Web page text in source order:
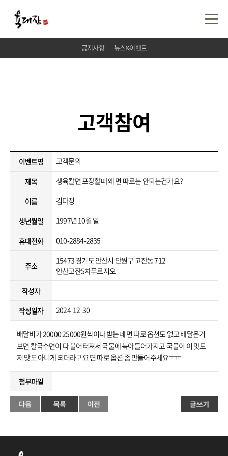
공지사항 뉴스&이벤트
고객참여
이벤트명
고객문의
제목
생육칼면 포장할때 왜 면 따로는 안되는건가요?
이름
김다정
생년월일
1997년 10월 일
휴대전화
010-2884-2835
주소
15473 경기도 안산시 단원구 고잔동 712
안산고잔5차푸르지오
작성자
작성일자
2024-12-30
배달비가 20000 25000원씩이나 받는데 면 따로 옵션도 없고 배달온거
보면 칼국수면이 다 불어터져서 국물에 녹아들어가지고 국물이 이 맛도
저 맛도 아니게 되더라구요 면 따로 옵션 좀 만들어주세요ㅜㅠ
첨부파일